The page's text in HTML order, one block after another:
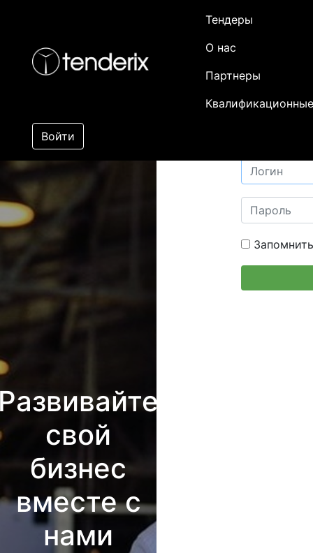
Тендеры
О нас
Партнеры
Войти
свой
бизнес
вместе с
нами